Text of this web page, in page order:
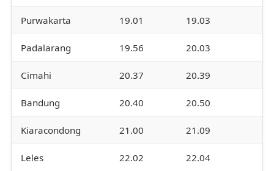
Purwakarta 19.01 19.03
Padalarang 19.56 20.03
Cimahi 20.37 20.39
Bandung 20.40 20.50
Kiaracondong 21.00 21.09
Leles 22.02 22.04